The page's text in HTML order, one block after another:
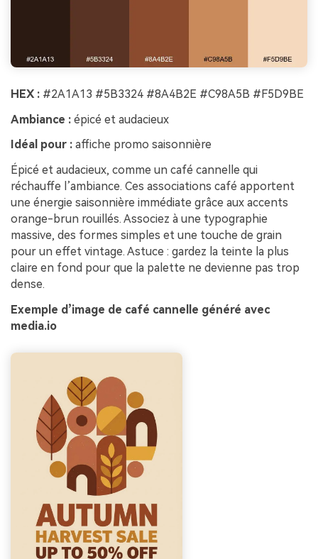
HEX : #2A1A13 #5B3324 #8A4B2E #C98A5B #F5D9BE
Ambiance : épicé et audacieux
Idéal pour : affiche promo saisonnière
Épicé et audacieux, comme un café cannelle qui
réchauffe l’ambiance. Ces associations café apportent
une énergie saisonnière immédiate grâce aux accents
orange-brun rouillés. Associez à une typographie
massive, des formes simples et une touche de grain
pour un effet vintage. Astuce : gardez la teinte la plus
claire en fond pour que la palette ne devienne pas trop
dense.
Exemple d’image de café cannelle généré avec
media.io